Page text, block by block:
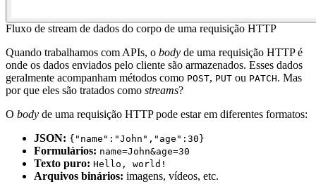
Fluxo de stream de dados do corpo de uma requisição HTTP
Quando trabalhamos com APIs, o body de uma requisição HTTP é
onde os dados enviados pelo cliente são armazenados. Esses dados
geralmente acompanham métodos como POST, PUT ou PATCH. Mas
por que eles são tratados como streams?
O body de uma requisição HTTP pode estar em diferentes formatos:
JSON: {"name":"John","age":30}
Formulários: name=John&age=30
Texto puro: Hello, world!
Arquivos binários: imagens, vídeos, etc.